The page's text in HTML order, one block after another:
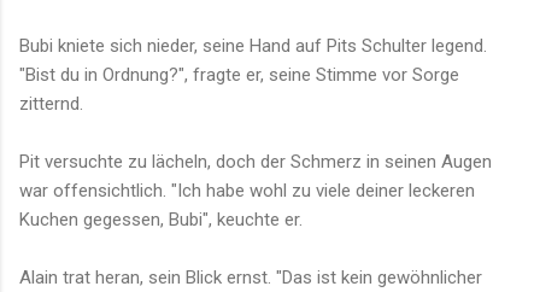
Bubi kniete sich nieder, seine Hand auf Pits Schulter legend.
"Bist du in Ordnung?", fragte er, seine Stimme vor Sorge
zitternd.
Pit versuchte zu lächeln, doch der Schmerz in seinen Augen
war offensichtlich. "Ich habe wohl zu viele deiner leckeren
Kuchen gegessen, Bubi", keuchte er.
Alain trat heran, sein Blick ernst. "Das ist kein gewöhnlicher